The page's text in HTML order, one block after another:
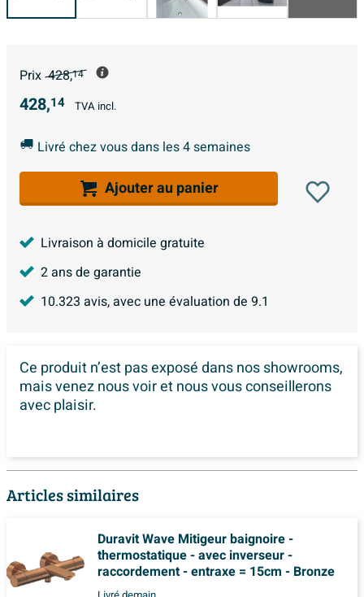
Prix 428,14
428,14 TVA incl.
Livré chez vous dans les 4 semaines
Ajouter au panier
Livraison à domicile gratuite
2 ans de garantie
10.323 avis, avec une évaluation de 9.1
Ce produit n’est pas exposé dansnos showrooms,
mais venez nous voir et nous vous conseillerons
avec plaisir.
Articles similaires
Duravit Wave Mitigeur baignoire -
thermostatique - avec inverseur -
raccordement - entraxe = 15cm - Bronze